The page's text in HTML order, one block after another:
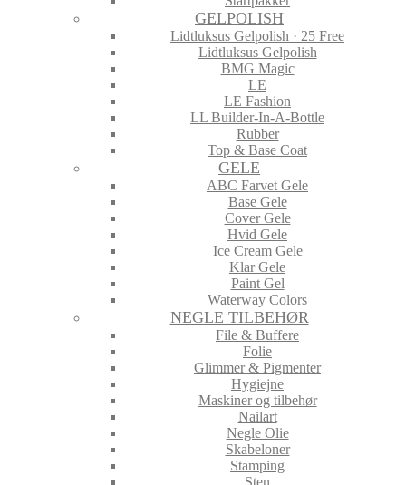
GELPOLISH
Lidtluksus Gelpolish · 25 Free
Lidtluksus Gelpolish
BMG Magic
LE
LE Fashion
LL Builder-In-A-Bottle
Rubber
Top & Base Coat
GELE
ABC Farvet Gele
Base Gele
Cover Gele
Hvid Gele
Ice Cream Gele
Klar Gele
Paint Gel
Waterway Colors
NEGLE TILBEHØR
File & Buffere
Folie
Glimmer & Pigmenter
Hygiejne
Maskiner og tilbehør
Nailart
Negle Olie
Skabeloner
Stamping
Sten